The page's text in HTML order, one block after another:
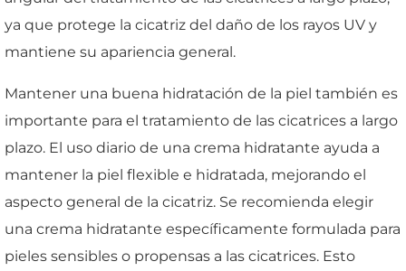
ya que protege la cicatriz del daño de los rayos UV y
mantiene su apariencia general.
Mantener una buena hidratación de la piel también es
importante para el tratamiento de las cicatrices a largo
plazo. El uso diario de una crema hidratante ayuda a
mantener la piel flexible e hidratada, mejorando el
aspecto general de la cicatriz. Se recomienda elegir
una crema hidratante específicamente formulada para
pieles sensibles o propensas a las cicatrices. Esto